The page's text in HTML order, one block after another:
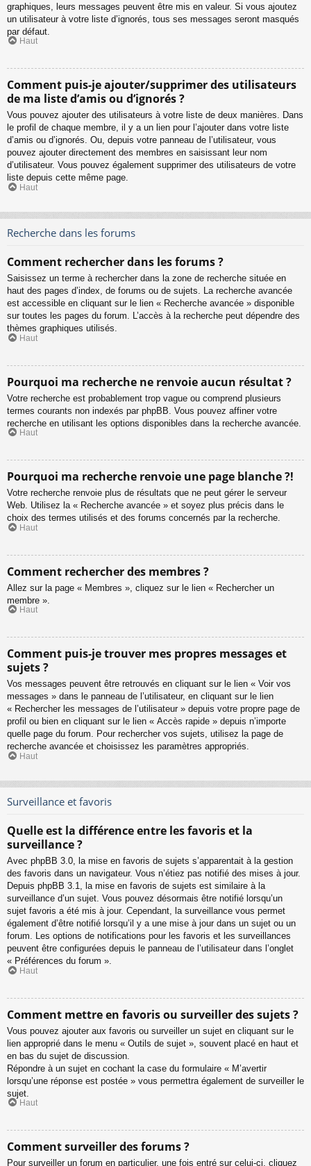
graphiques, leurs messages peuvent être mis en valeur. Si vous ajoutez
un utilisateur à votre liste d’ignorés, tous ses messages seront masqués
par défaut.
Haut
Comment puis-je ajouter/supprimer des utilisateurs
de ma liste d’amis ou d’ignorés ?
Vous pouvez ajouter des utilisateurs à votre liste de deux manières. Dans
le profil de chaque membre, il y a un lien pour l’ajouter dans votre liste
d’amis ou d’ignorés. Ou, depuis votre panneau de l’utilisateur, vous
pouvez ajouter directement des membres en saisissant leur nom
d’utilisateur. Vous pouvez également supprimer des utilisateurs de votre
liste depuis cette même page.
Haut
Recherche dans les forums
Comment rechercher dans les forums ?
Saisissez un terme à rechercher dans la zone de recherche située en
haut des pages d’index, de forums ou de sujets. La recherche avancée
est accessible en cliquant sur le lien « Recherche avancée » disponible
sur toutes les pages du forum. L’accès à la recherche peut dépendre des
thèmes graphiques utilisés.
Haut
Pourquoi ma recherche ne renvoie aucun résultat ?
Votre recherche est probablement trop vague ou comprend plusieurs
termes courants non indexés par phpBB. Vous pouvez affiner votre
recherche en utilisant les options disponibles dans la recherche avancée.
Haut
Pourquoi ma recherche renvoie une page blanche ?!
Votre recherche renvoie plus de résultats que ne peut gérer le serveur
Web. Utilisez la « Recherche avancée » et soyez plus précis dans le
choix des termes utilisés et des forums concernés par la recherche.
Haut
Comment rechercher des membres ?
Allez sur la page « Membres », cliquez sur le lien « Rechercher un
membre ».
Haut
Comment puis-je trouver mes propres messages et
sujets ?
Vos messages peuvent être retrouvés en cliquant sur le lien « Voir vos
messages » dans le panneau de l’utilisateur, en cliquant sur le lien
« Rechercher les messages de l’utilisateur » depuis votre propre page de
profil ou bien en cliquant sur le lien « Accès rapide » depuis n’importe
quelle page du forum. Pour rechercher vos sujets, utilisez la page de
recherche avancée et choisissez les paramètres appropriés.
Haut
Surveillance et favoris
Quelle est la différence entre les favoris et la
surveillance ?
Avec phpBB 3.0, la mise en favoris de sujets s’apparentait à la gestion
des favoris dans un navigateur. Vous n’étiez pas notifié des mises à jour.
Depuis phpBB 3.1, la mise en favoris de sujets est similaire à la
surveillance d’un sujet. Vous pouvez désormais être notifié lorsqu’un
sujet favoris a été mis à jour. Cependant, la surveillance vous permet
également d’être notifié lorsqu’il y a une mise à jour dans un sujet ou un
forum. Les options de notifications pour les favoris et les surveillances
peuvent être configurées depuis le panneau de l’utilisateur dans l’onglet
« Préférences du forum ».
Haut
Comment mettre en favoris ou surveiller des sujets ?
Vous pouvez ajouter aux favoris ou surveiller un sujet en cliquant sur le
lien approprié dans le menu « Outils de sujet », souvent placé en haut et
en bas du sujet de discussion.
Répondre à un sujet en cochant la case du formulaire « M’avertir
lorsqu’une réponse est postée » vous permettra également de surveiller le
sujet.
Haut
Comment surveiller des forums ?
Pour surveiller un forum en particulier, une fois entré sur celui-ci, cliquez